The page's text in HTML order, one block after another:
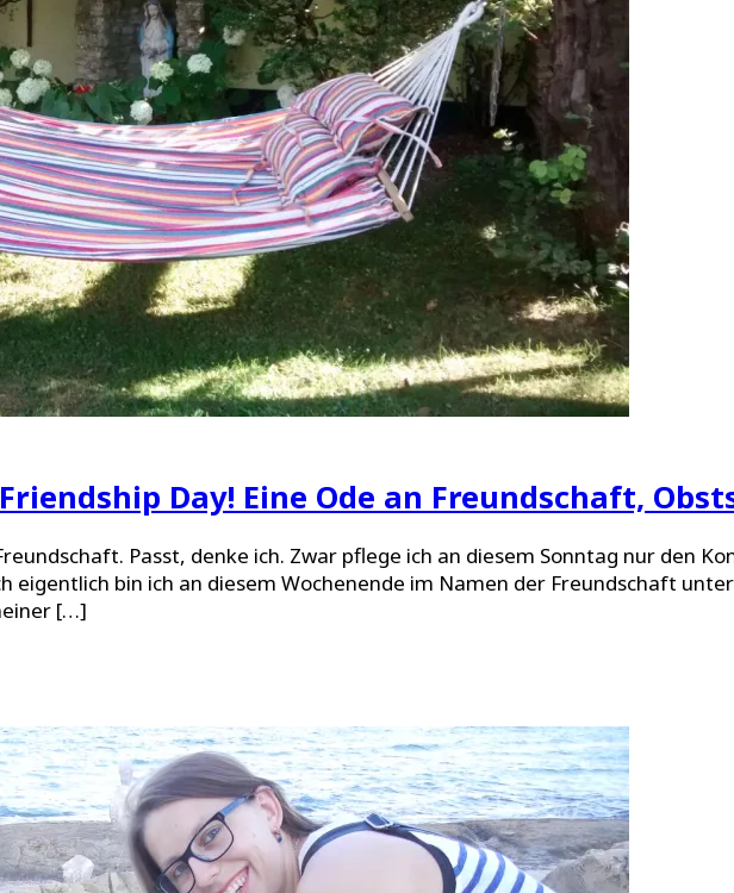
Day! Eine Ode an Freundschaft,
Passt, denke ich. Zwar pflege ich an diesem Sonntag nur den
eigentlich bin ich an diesem Wochenende im Namen der Freundschaft
[…]